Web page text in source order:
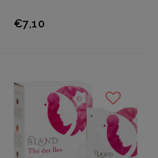
€7,10